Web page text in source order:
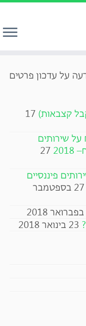
על עדכון פרטים
קצבאות) 17
על שירותים
27
פיננסיים
27 בספטמבר
23 בינואר 2018